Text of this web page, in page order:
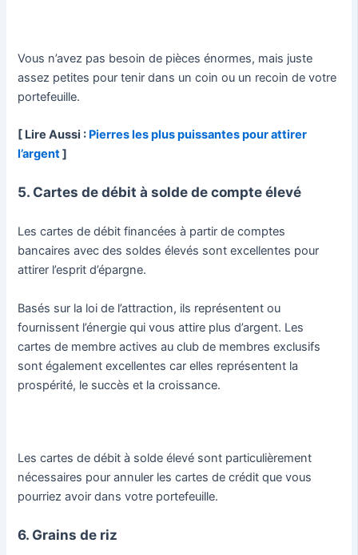
Vous n’avez pas besoin de pièces énormes, mais juste
assez petites pour tenir dans un coin ou un recoin de votre
portefeuille.
[ Lire Aussi : Pierres les plus puissantes pour attirer
l’argent]
5. Cartes de débit à solde de compte élevé
Les cartes de débit financées à partir de comptes
bancaires avec des soldes élevés sont excellentes pour
attirer l’esprit d’épargne.
Basés sur la loi de l’attraction, ils représentent ou
fournissent l’énergie qui vous attire plus d’argent. Les
cartes de membre actives au club de membres exclusifs
sont également excellentes car elles représentent la
prospérité, le succès et la croissance.
Les cartes de débit à solde élevé sont particulièrement
nécessaires pour annuler les cartes de crédit que vous
pourriez avoir dans votre portefeuille.
6. Grains de riz